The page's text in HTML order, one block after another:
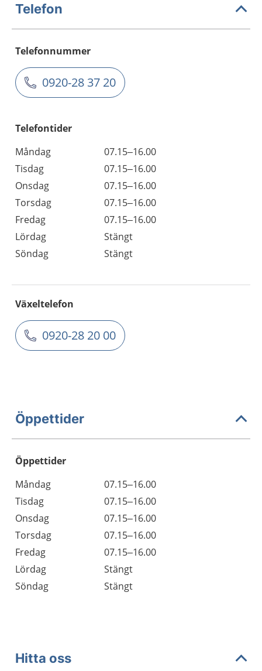
Telefon
Telefonnummer
0920-28 37 20
Telefontider
Måndag
07.15–16.00
Tisdag
07.15–16.00
Onsdag
07.15–16.00
Torsdag
07.15–16.00
Fredag
07.15–16.00
Lördag
Stängt
Söndag
Stängt
Växeltelefon
0920-28 20 00
Öppettider
Öppettider
Dag
Öppettider
Kommentarer
Måndag
07.15–16.00
Tisdag
07.15–16.00
Onsdag
07.15–16.00
Torsdag
07.15–16.00
Fredag
07.15–16.00
Lördag
Stängt
Söndag
Stängt
Hitta oss